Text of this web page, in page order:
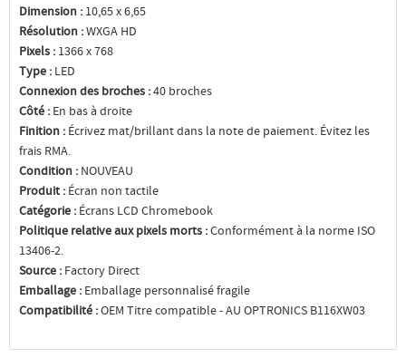
Dimension : 10,65 x 6,65
Résolution :WXGA HD
Pixels : 1366 x 768
Type : LED
Connexion des broches :40 broches
Côté : En bas à droite
Finition : Écrivez mat/brillant dans la note de paiement. Évitez les
frais RMA.
Condition : NOUVEAU
Produit : Écran non tactile
Catégorie : Écrans LCD Chromebook
Politique relative aux pixels morts :Conformément à la norme ISO
13406-2.
Source : Factory Direct
Emballage : Emballage personnalisé fragile
Compatibilité :OEM Titre compatible - AU OPTRONICS B116XW03